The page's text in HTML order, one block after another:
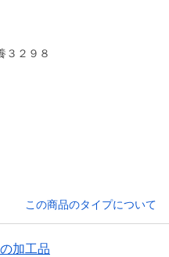
９８
この商品のタイプについて
加工品